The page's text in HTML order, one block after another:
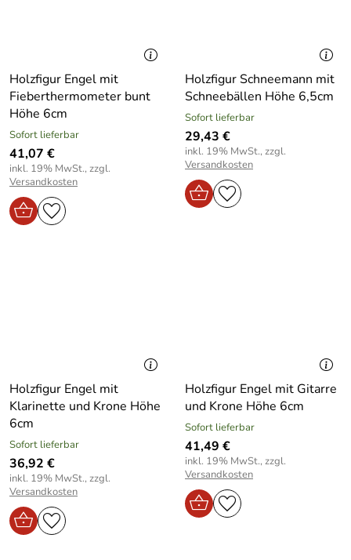
Holzfigur Engel mit
Fieberthermometer bunt
Höhe 6cm
Sofort lieferbar
41,07 €
inkl. 19% MwSt., zzgl.
Versandkosten
Holzfigur Schneemann mit
Schneebällen Höhe 6,5cm
Sofort lieferbar
29,43 €
inkl. 19% MwSt., zzgl.
Versandkosten
Holzfigur Engel mit
Klarinette und Krone Höhe
6cm
Sofort lieferbar
36,92 €
inkl. 19% MwSt., zzgl.
Versandkosten
Holzfigur Engel mit Gitarre
und Krone Höhe 6cm
Sofort lieferbar
41,49 €
inkl. 19% MwSt., zzgl.
Versandkosten